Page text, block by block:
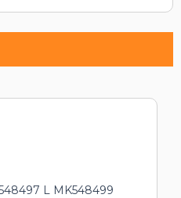
L MK548499